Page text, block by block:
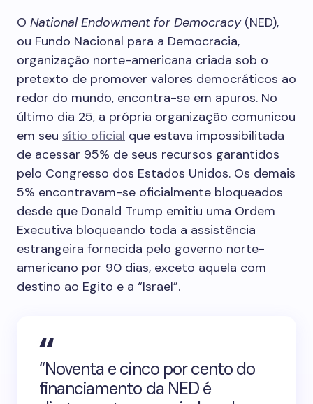
O National Endowment for Democracy(NED),
ou Fundo Nacional para a Democracia,
organização norte-americana criada sob o
pretexto de promover valores democráticos ao
redor do mundo, encontra-se em apuros. No
último dia 25, a própria organização comunicou
em seu sítio oficial que estava impossibilitada
de acessar 95% de seus recursos garantidos
pelo Congresso dos Estados Unidos. Os demais
5% encontravam-se oficialmente bloqueados
desde que Donald Trump emitiu uma Ordem
Executiva bloqueando toda a assistência
estrangeira fornecida pelo governo norte-
americano por 90 dias, exceto aquela com
destino ao Egito e a “Israel”.
“Noventa e cinco por cento do
financiamento da NED é